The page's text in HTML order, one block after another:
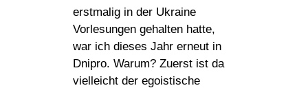
erstmalig in der Ukraine
Vorlesungen gehalten hatte,
war ich dieses Jahr erneut in
Dnipro. Warum? Zuerst ist da
vielleicht der egoistische